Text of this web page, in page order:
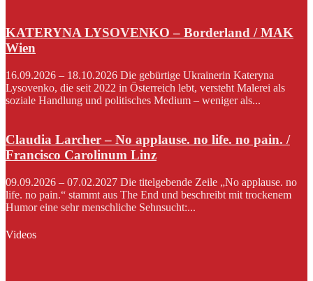
KATERYNA LYSOVENKO – Borderland / MAK
Wien
16.09.2026 – 18.10.2026 Die gebürtige Ukrainerin Kateryna
Lysovenko, die seit 2022 in Österreich lebt, versteht Malerei als
soziale Handlung und politisches Medium – weniger als...
Claudia Larcher – No applause. no life. no pain. /
Francisco Carolinum Linz
09.09.2026 – 07.02.2027 Die titelgebende Zeile „No applause. no
life. no pain.“ stammt aus The End und beschreibt mit trockenem
Humor eine sehr menschliche Sehnsucht:...
Videos